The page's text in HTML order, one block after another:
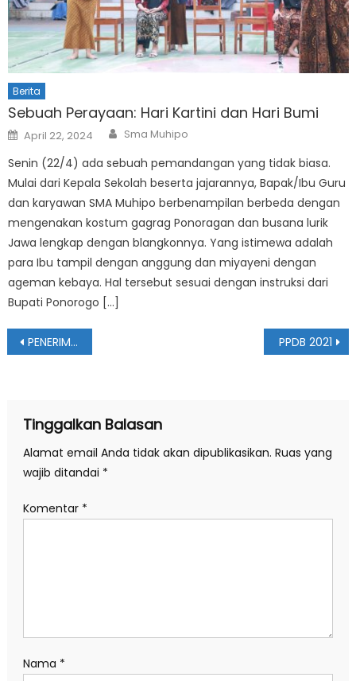
Berita
Sebuah Perayaan: Hari Kartini dan Hari Bumi
Posted
on
April 22, 2024 Author
Sma Muhipo
Senin (22/4) ada sebuah pemandangan yang tidak biasa.
Mulai dari Kepala Sekolah beserta jajarannya, Bapak/Ibu Guru
dan karyawan SMA Muhipo berbenampilan berbeda dengan
mengenakan kostum gagrag Ponoragan dan busana lurik
Jawa lengkap dengan blangkonnya. Yang istimewa adalah
para Ibu tampil dengan anggung dan miyayeni dengan
ageman kebaya. Hal tersebut sesuai dengan instruksi dari
Bupati Ponorogo […]
Navigasi
PENERIMAAN GURU SMA MUHAMMADIYAH 1 PONOROGO TAHUN 2020 PPDB 2021
Tinggalkan Balasan
Alamat email Anda tidak akan dipublikasikan. Ruas yang
wajib ditandai *
Komentar *
Nama *